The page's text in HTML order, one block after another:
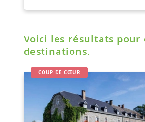
Voici les résultats pour
destinations.